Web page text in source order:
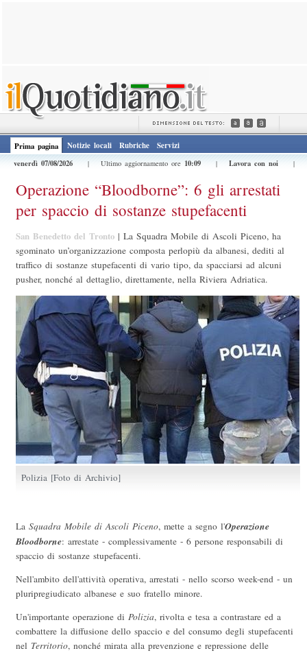
Prima pagina Notizie locali Rubriche
Servizi
venerdì 07/08/2026
| Ultimo aggiornamento ore 10:09 | Lavora con noi |
Operazione “Bloodborne”: 6 gli arrestati
per spaccio di sostanze stupefacenti
San Benedetto del Tronto | La Squadra Mobile di Ascoli Piceno, ha
sgominato un’organizzazione composta perlopiù da albanesi, dediti al
traffico di sostanze stupefacenti di vario tipo, da spacciarsi ad alcuni
pusher, nonché al dettaglio, direttamente, nella Riviera Adriatica.
Polizia [Foto di Archivio]
La Squadra Mobile di Ascoli Piceno, mette a segno l'Operazione
Bloodborne: arrestate - complessivamente - 6 persone responsabili di
spaccio di sostanze stupefacenti.
Nell'ambito dell'attività operativa, arrestati - nello scorso week-end - un
pluripregiudicato albanese e suo fratello minore.
Un'importante operazione di Polizia, rivolta e tesa a contrastare ed a
combattere la diffusione dello spaccio e del consumo degli stupefacenti
nel Territorio, nonché mirata alla prevenzione e repressione delle